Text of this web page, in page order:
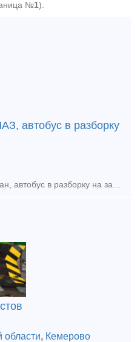
№1).
автобус в разборку
Куплю МАЗ, ЗИЛ, КАМАЗ, кран, автобус в разборку на запчасти в Москве Любого года и в любом состоянии, Условия вывоза и доставки по согласованию. цены договорные Контактный номер Руслан 8 965 3
области, Кемерово